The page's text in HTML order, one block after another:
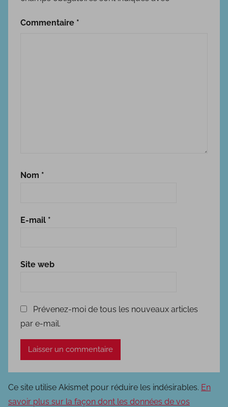
t
Commentaire *
Nom *
E-mail *
Site web
Prévenez-moi de tous les nouveaux articles
par e-mail.
Ce site utilise Akismet pour réduire les indésirables. En
savoir plus sur la façon dont les données de vos